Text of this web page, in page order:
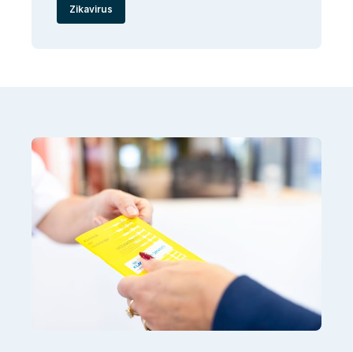
Zikavirus
onbezorgd
reizen
werken